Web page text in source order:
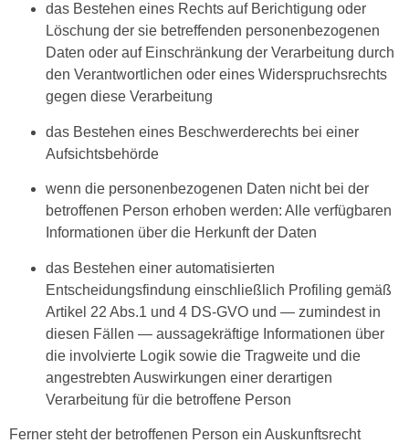
das Bestehen eines Rechts auf Berichtigung oder
Löschung der sie betreffenden personenbezogenen
Daten oder auf Einschränkung der Verarbeitung durch
den Verantwortlichen oder eines Widerspruchsrechts
gegen diese Verarbeitung
das Bestehen eines Beschwerderechts bei einer
Aufsichtsbehörde
wenn die personenbezogenen Daten nicht bei der
betroffenen Person erhoben werden: Alle verfügbaren
Informationen über die Herkunft der Daten
das Bestehen einer automatisierten
Entscheidungsfindung einschließlich Profiling gemäß
Artikel 22 Abs.1 und 4 DS-GVO und — zumindest in
diesen Fällen — aussagekräftige Informationen über
die involvierte Logik sowie die Tragweite und die
angestrebten Auswirkungen einer derartigen
Verarbeitung für die betroffene Person
Ferner steht der betroffenen Person ein Auskunftsrecht